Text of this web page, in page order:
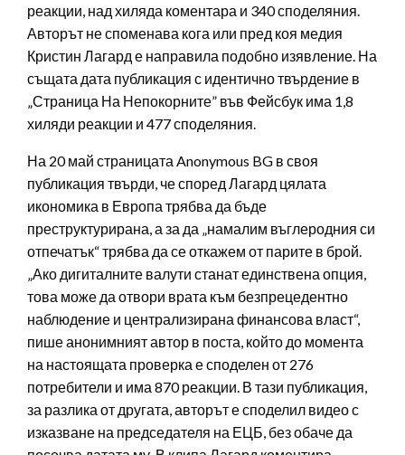
реакции, над хиляда коментара и 340 споделяния.
Авторът не споменава кога или пред коя медия
Кристин Лагард е направила подобно изявление. На
същата дата публикация с идентично твърдение в
„Страница На Непокорните” във Фейсбук има 1,8
хиляди реакции и 477 споделяния.
На 20 май страницата Anonymous BG в своя
публикация твърди, че според Лагард цялата
икономика в Европа трябва да бъде
преструктурирана, а за да „намалим въглеродния си
отпечатък“ трябва да се откажем от парите в брой.
„Ако дигиталните валути станат единствена опция,
това може да отвори врата към безпрецедентно
наблюдение и централизирана финансова власт“,
пише анонимният автор в поста, който до момента
на настоящата проверка е споделен от 276
потребители и има 870 реакции. В тази публикация,
за разлика от другата, авторът е споделил видео с
изказване на председателя на ЕЦБ, без обаче да